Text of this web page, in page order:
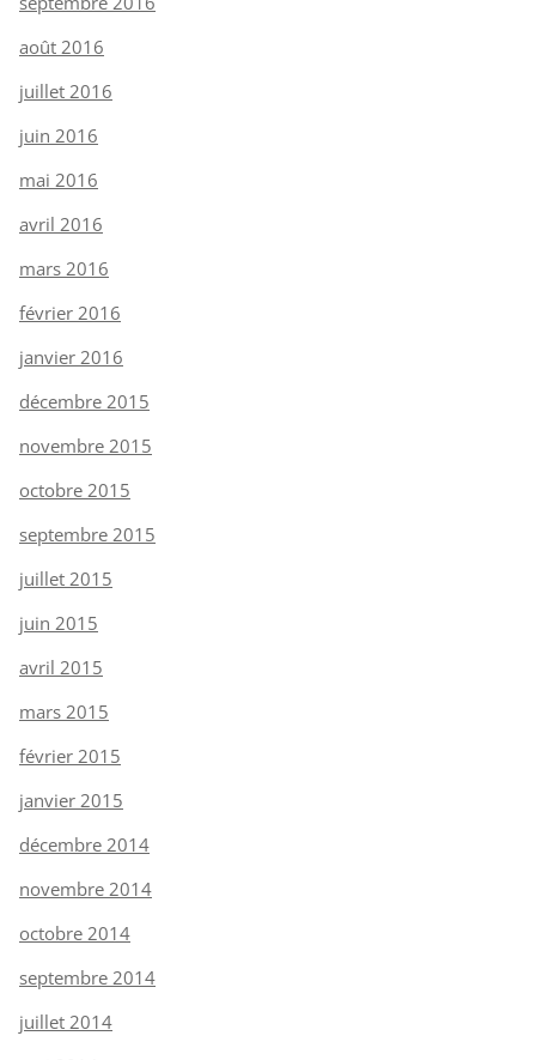
août 2016
juillet 2016
juin 2016
mai 2016
avril 2016
mars 2016
février 2016
janvier 2016
décembre 2015
novembre 2015
octobre 2015
septembre 2015
juillet 2015
juin 2015
avril 2015
mars 2015
février 2015
janvier 2015
décembre 2014
novembre 2014
octobre 2014
septembre 2014
juillet 2014